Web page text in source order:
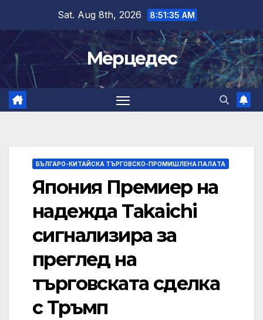
content
Sat. Aug 8th, 2026 8:51:35 AM
Мерцедес
БЪЛГАРО-КИТАЙСКА ТЪРГОВСКО-ПРОМИШЛЕНА ПАЛAТА
Япония Премиер на
надежда Takaichi
сигнализира за
преглед на
търговската сделка
с Тръмп